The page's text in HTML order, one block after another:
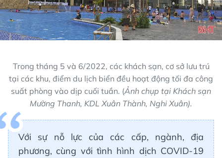
Trong tháng 5 và 6/2022, các khách sạn, cơ sở lưu trú
tại các khu, điểm du lịch biển đều hoạt động tối đa công
suất phòng vào dịp cuối tuần. (Ảnh chụp tại Khách sạn
Mường Thanh, KDL Xuân Thành, Nghi Xuân).
Với sự nỗ lực của các cấp, ngành, địa
phương, cùng với tình hình dịch COVID-19